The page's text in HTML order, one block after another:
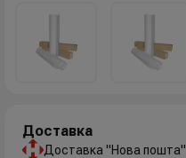
Доставка
Доставка "Нова пошта"